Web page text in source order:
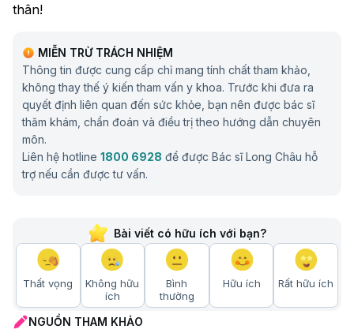
thân!
MIỄN TRỪ TRÁCH NHIỆM
Thông tin được cung cấp chỉ mang tính chất tham khảo,
không thay thế ý kiến tham vấn y khoa. Trước khi đưa ra
quyết định liên quan đến sức khỏe, bạn nên được bác sĩ
thăm khám, chẩn đoán và điều trị theo hướng dẫn chuyên
môn.
Liên hệ hotline 1800 6928 để được Bác sĩ Long Châu hỗ
trợ nếu cần được tư vấn.
Bài viết có hữu ích với bạn?
Thất vọng
Không hữu
ích
Bình
thường
Hữu ích Rất hữu ích
NGUỒN THAM KHẢO